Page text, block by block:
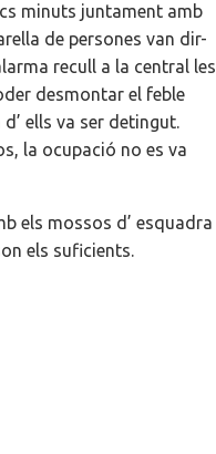
minuts juntament amb
de persones van dir-
recull a la central les
desmontar el feble
ells va ser detingut.
la ocupació no es va
els mossos d’ esquadra
els suficients.